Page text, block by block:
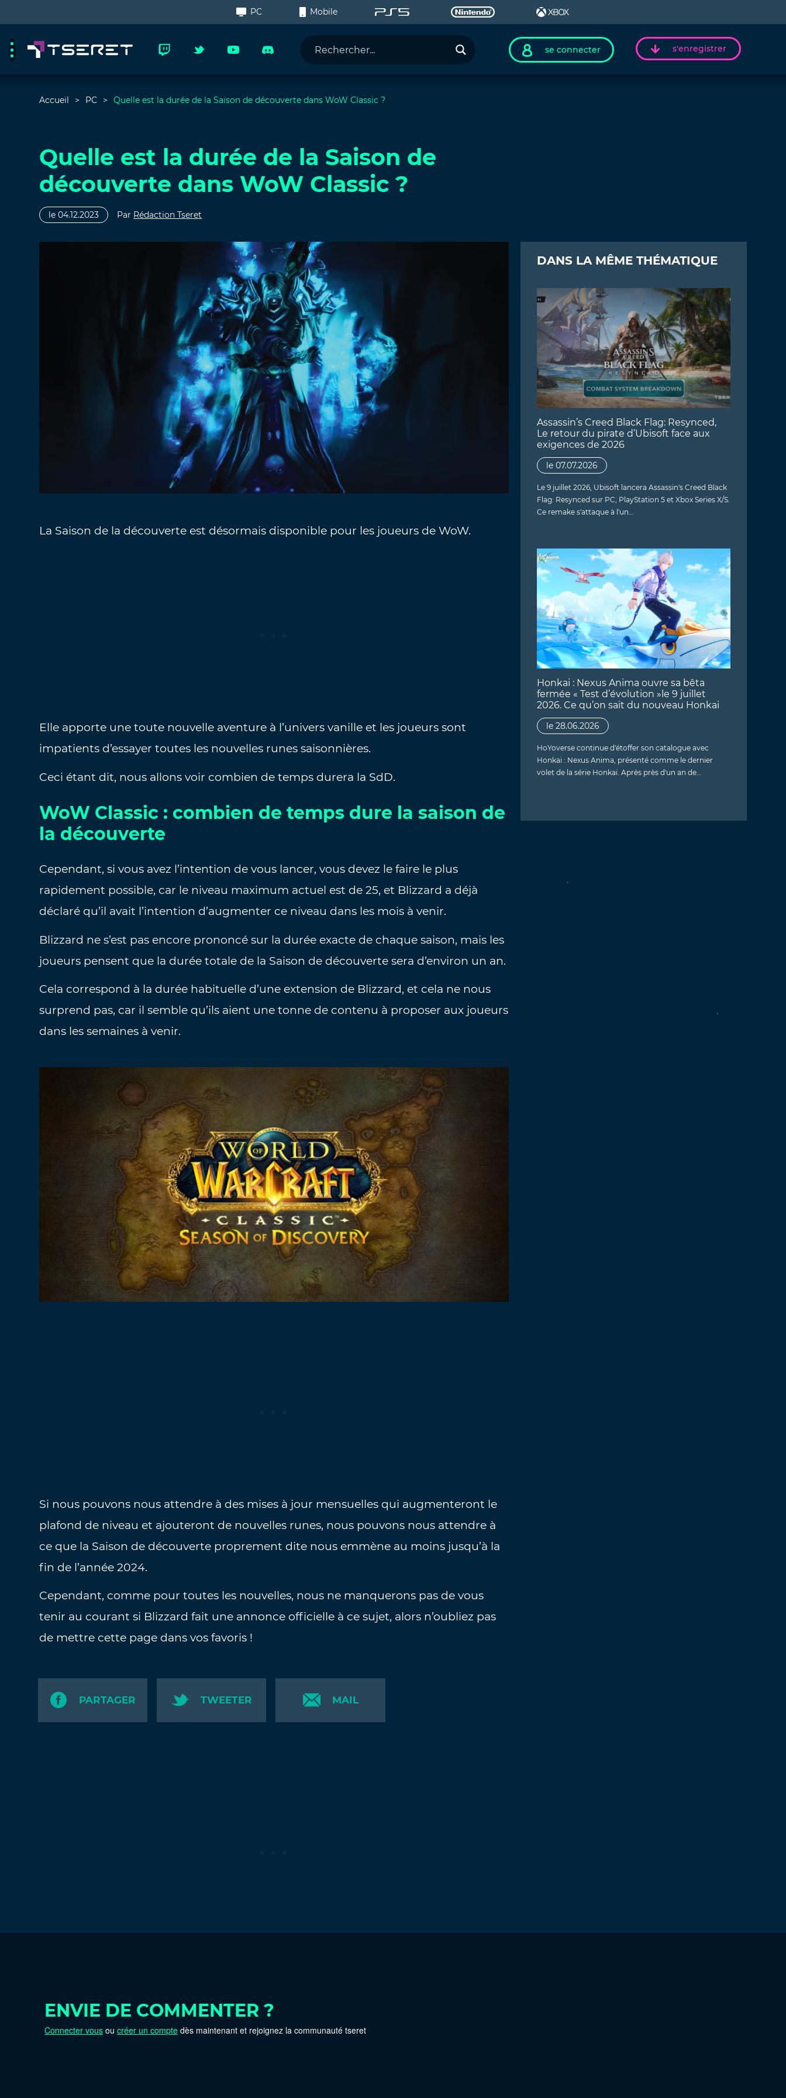
PC Mobile
se connecter s'enregistrer
Accueil PC Quelle est la durée de la Saison de découverte dans WoW Classic ?
Quelle est la durée de la Saison de
découverte dans WoW Classic ?
le 04.12.2023 Par Rédaction Tseret
La Saison de la découverte est désormais disponible pour les joueurs de WoW.
Elle apporte une toute nouvelle aventure à l’univers vanille et les joueurs sont
impatients d’essayer toutes les nouvelles runes saisonnières.
Ceci étant dit, nous allons voir combien de temps durera la SdD.
WoW Classic : combien de temps dure la saison de
la découverte
Cependant, si vous avez l’intention de vous lancer, vous devez le faire le plus
rapidement possible, car le niveau maximum actuel est de 25, et Blizzard a déjà
déclaré qu’il avait l’intention d’augmenter ce niveau dans les mois à venir.
Blizzard ne s’est pas encore prononcé sur la durée exacte de chaque saison, mais les
joueurs pensent que la durée totale de la Saison de découverte sera d’environ un an.
Cela correspond à la durée habituelle d’une extension de Blizzard, et cela ne nous
surprend pas, car il semble qu’ils aient une tonne de contenu à proposer aux joueurs
dans les semaines à venir.
Si nous pouvons nous attendre à des mises à jour mensuelles qui augmenteront le
plafond de niveau et ajouteront de nouvelles runes, nous pouvons nous attendre à
ce que la Saison de découverte proprement dite nous emmène au moins jusqu’à la
fin de l’année 2024.
Cependant, comme pour toutes les nouvelles, nous ne manquerons pas de vous
tenir au courant si Blizzard fait une annonce officielle à ce sujet, alors n’oubliez pas
de mettre cette page dans vos favoris !
PARTAGER TWEETER MAIL
DANS LA MÊME THÉMATIQUE
Assassin’s Creed Black Flag: Resynced,
Le retour du pirate d’Ubisoft face aux
exigences de 2026
le 07.07.2026
Le 9 juillet 2026, Ubisoft lancera Assassin's Creed Black
Flag: Resynced sur PC, PlayStation 5 et Xbox Series X/S.
Ce remake s'attaque à l'un…
Honkai : Nexus Anima ouvre sa bêta
fermée « Test d’évolution »le 9 juillet
2026. Ce qu’on sait du nouveau Honkai
le 28.06.2026
HoYoverse continue d'étoffer son catalogue avec
Honkai : Nexus Anima, présenté comme le dernier
volet de la série Honkai. Après près d'un an de…
ENVIE DE COMMENTER ?
Connecter vous oucréer un compte dès maintenant et rejoignez la communauté tseret